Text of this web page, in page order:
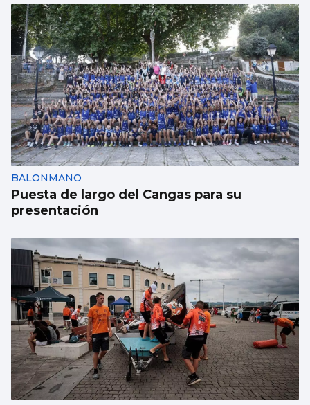
BALONMANO
Puesta de largo del Cangas para su
presentación